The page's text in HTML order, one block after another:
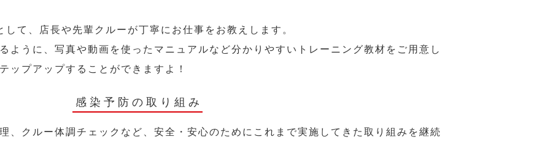
て、店長や先輩クルーが丁寧にお仕事をお教えします。
ように、写真や動画を使ったマニュアルなど分かりやすいトレーニング教材をご用意し
ップアップすることができますよ！
感染予防の取り組み
、クルー体調チェックなど、安全・安心のためにこれまで実施してきた取り組みを継続